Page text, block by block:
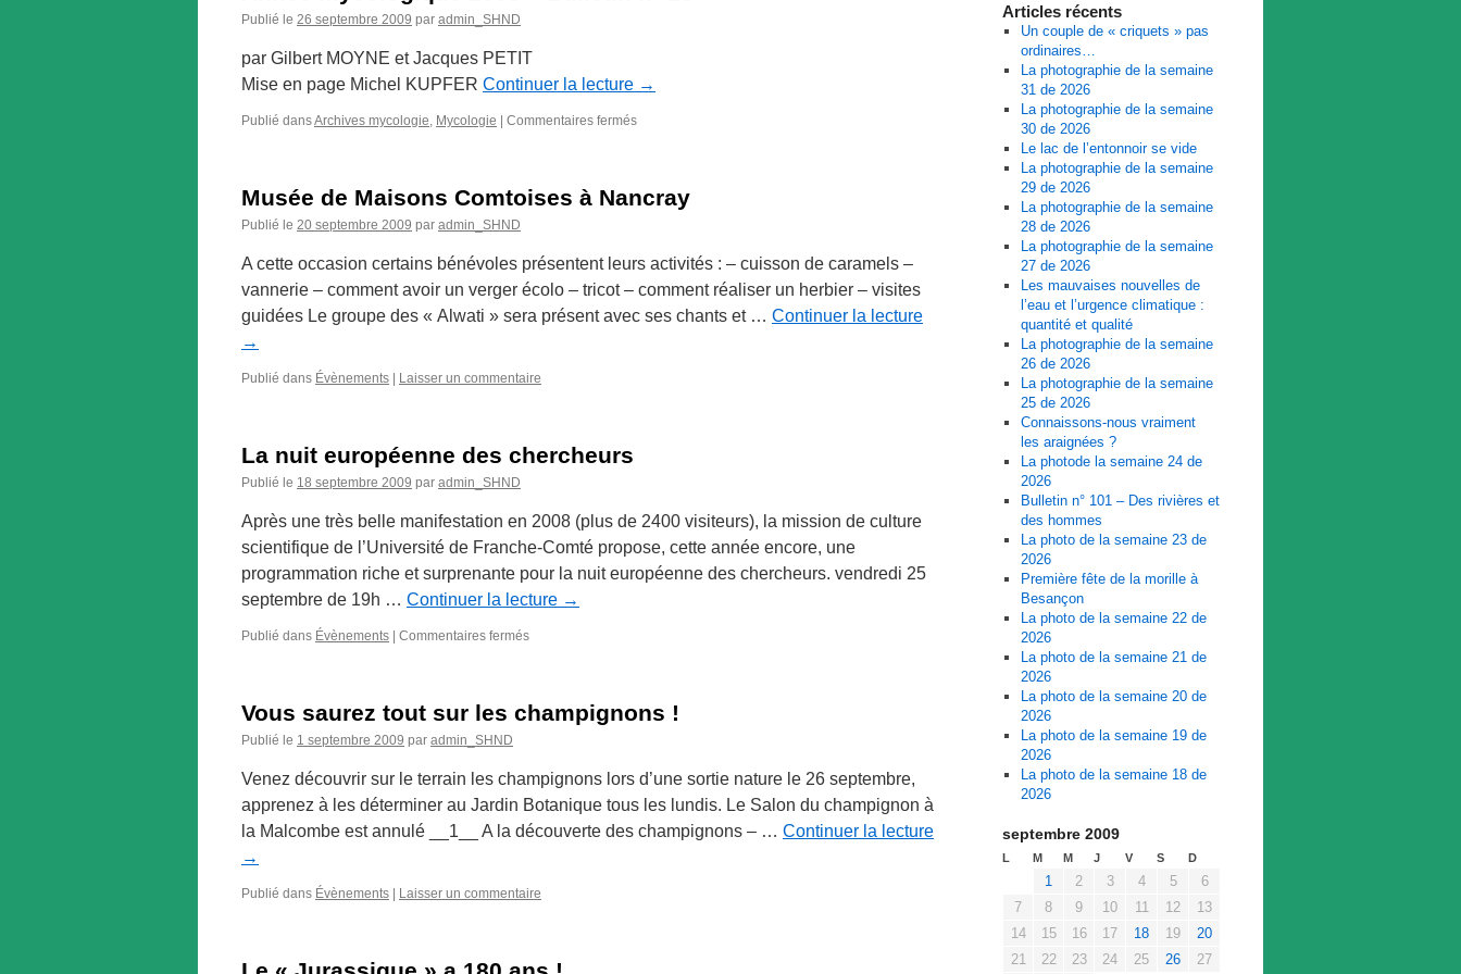
Publié le 26 septembre 2009 par admin_SHND
par Gilbert MOYNE et Jacques PETIT
Mise en page Michel KUPFER Continuer la lecture →
Publié dansArchives mycologie, Mycologie Commentaires ferméssur
–
13
Musée de Maisons Comtoises à Nancray
Publié le 20 septembre 2009 par admin_SHND
A cette occasion certains bénévoles présentent leurs activités : – cuisson de caramels –
vannerie – comment avoir un verger écolo – tricot – comment réaliser un herbier – visites
guidées Le groupe des « Alwati » sera présent avec ses chants et … Continuer la lecture
→
Publié dans Évènements Laisser un commentaire
La nuit européenne des chercheurs
Publié le 18 septembre 2009 par admin_SHND
Après une très belle manifestation en 2008 (plus de 2400 visiteurs), la mission de culture
scientifique de l’Université de Franche-Comté propose, cette année encore, une
programmation riche et surprenante pour la nuit européenne des chercheurs. vendredi 25
septembre de 19h … Continuer la lecture →
Publié dans Évènements Commentaires ferméssur
des
Vous saurez tout sur les champignons !
Publié le 1 septembre 2009 par admin_SHND
Venez découvrir sur le terrain les champignons lors d’une sortie nature le 26 septembre,
apprenez à les déterminer au Jardin Botanique tous les lundis. Le Salon du champignon à
la Malcombe est annulé __1__ A la découverte des champignons – … Continuer la lecture
→
Publié dans Évènements Laisser un commentaire
Articles récents
Un couple de « criquets » pas
ordinaires…
La photographie de la semaine
31 de 2026
La photographie de la semaine
30 de 2026
Le lac de l’entonnoir se vide
La photographie de la semaine
29 de 2026
La photographie de la semaine
28 de 2026
La photographie de la semaine
27 de 2026
Les mauvaises nouvelles de
l’eau et l’urgence climatique :
quantité et qualité
La photographie de la semaine
26 de 2026
La photographie de la semaine
25 de 2026
Connaissons-nous vraiment
les araignées ?
La photode la semaine 24 de
2026
Bulletin n° 101 – Des rivières et
des hommes
La photo de la semaine 23 de
2026
Première fête de la morille à
Besançon
La photo de la semaine 22 de
2026
La photo de la semaine 21 de
2026
La photo de la semaine 20 de
2026
La photo de la semaine 19 de
2026
La photo de la semaine 18 de
2026
septembre 2009
L M M J V S D
1 2 3 4 5
6
7
8 9 10 11 12
13
14
15 16 17 18 19
20
21
22 23 24 25 26 27